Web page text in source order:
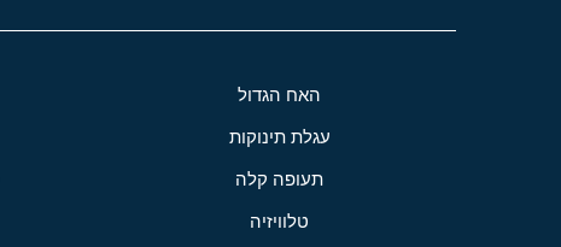
האח הגדול
עגלת תינוקות
תעופה קלה
טלוויזיה